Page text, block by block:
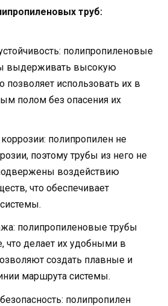
труб:
полипропиленовые
выдерживать высокую
позволяет использовать их в
полом без опасения их
полипропилен не
поэтому трубы из него не
воздействию
что обеспечивает
полипропиленовые трубы
что делает их удобными в
создать плавные и
маршрута системы.
полипропилен